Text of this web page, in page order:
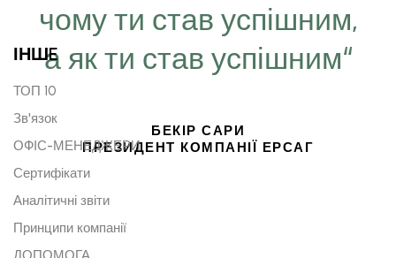
чому ти став успішним,
а як ти став успішним“
БЕКІР САРИ
ПРЕЗИДЕНТ КОМПАНІЇ ЕРСАГ
ІНШE
ТОП 10
Зв'язок
ОФІС-МЕНЕДЖЕРИ
Сертифікати
Аналітичні звіти
Принципи компанії